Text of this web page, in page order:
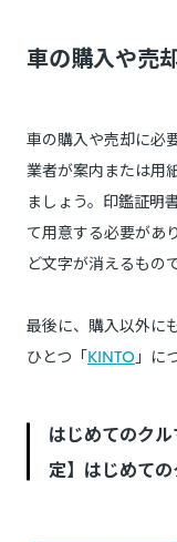
車の購入や売
車の購入や売却に必
業者が案内または用
ましょう。印鑑証明
て用意する必要があ
ど文字が消えるもの
最後に、購入以外に
ひとつ「KINTO 」に
はじめてのク
定】はじめて